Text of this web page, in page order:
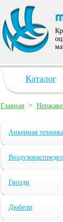
Каталог
Главная >
Анкерная техника
Гвозди
Дюбели